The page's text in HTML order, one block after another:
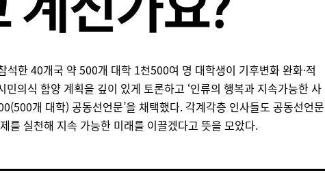
석한40개국 약 500개 대학 1천500여 명 대학생이 기후변화 완화·적
민의식 함양 계획을 깊이 있게 토론하고 ‘인류의 행복과 지속가능한 사
개 대학) 공동선언문’을 채택했다. 각계각층 인사들도 공동선언문
를 실천해 지속 가능한 미래를 이끌겠다고 뜻을 모았다.